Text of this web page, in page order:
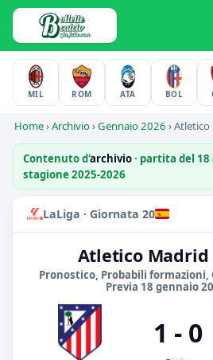
MIL ROM ATA BOL
Home›Archivio›Gennaio 2026 ›Atletico
Contenuto d'archivio· partita del 18
stagione 2025-2026
LaLiga · Giornata 20
Atletico Madrid
Pronostico, Probabili formazioni,
Previa 18 gennaio
1 - 0